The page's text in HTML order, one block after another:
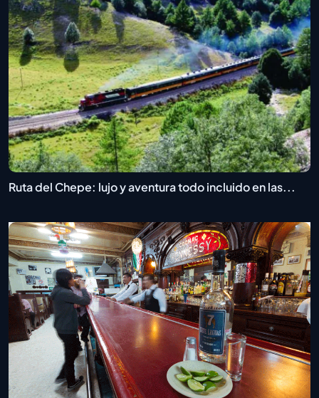
Ruta del Chepe: lujo y aventura todo incluido en las...